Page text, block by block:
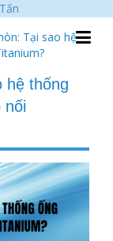
Tại sao hệ
hệ thống
nối